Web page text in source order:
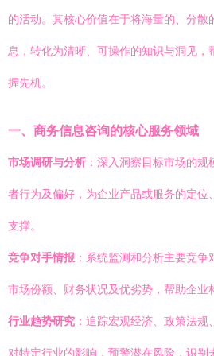
的活动。其核心价值在于将海量的、分散
息，转化为清晰、可操作的知识与洞见，
握先机。
一、商务信息咨询的核心服务领域
市场调研与分析 ：深入洞察目标市场的
者行为及偏好，为企业产品或服务的定位
支撑。
竞争对手情报 ：系统监测和分析主要竞争
市场份额、财务状况及优劣势，帮助企业
行业趋势研究 ：追踪宏观经济、政策法
对特定行业的影响，预警潜在风险，识别